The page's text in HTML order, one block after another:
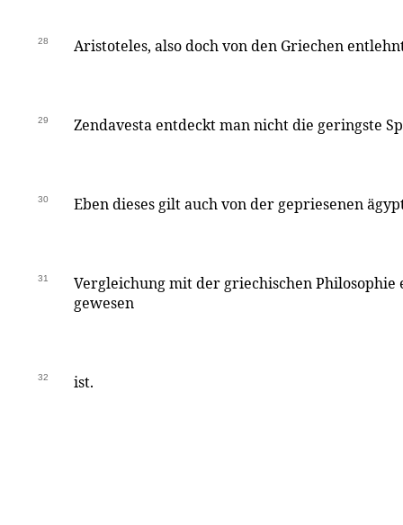
28 Aristoteles, also doch von den Griechen
29 Zendavesta entdeckt man nicht die geringste
30 Eben dieses gilt auch von der gepriesenen
31
Vergleichung mit der griechischen Philosophie
gewesen
32 ist.